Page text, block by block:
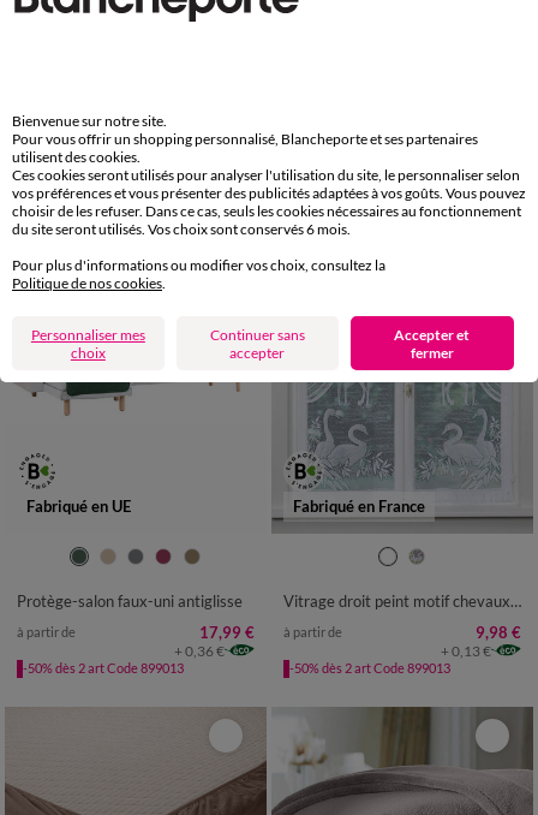
Protège-table version housse
-50% dès 2 articles Code :899013 Appliquer
Fabriqué en UE
Protège-salon faux-uni antiglisse
à partir de 17,99 €
+ 0,36 €
-50% dès 2 art Code 899013
Fabriqué en France
Vitrage droit peint motif chevaux finition passe-tringle - la paire
à partir de 9,98 €
+ 0,13 €
-50% dès 2 art Code 899013
Bienvenue sur notre site.
Pour vous offrir un shopping personnalisé, Blancheporte et ses partenaires
utilisent des cookies.
Ces cookies seront utilisés pour analyser l'utilisation du site, le personnaliser selon
vos préférences et vous présenter des publicités adaptées à vos goûts. Vous pouvez
choisir de les refuser. Dans ce cas, seuls les cookies nécessaires au fonctionnement
du site seront utilisés. Vos choix sont conservés 6 mois.
Pour plus d'informations ou modifier vos choix, consultez la
Politique de nos cookies.
Personnaliser mes
choix
Continuer sans
accepter
Accepter et
fermer